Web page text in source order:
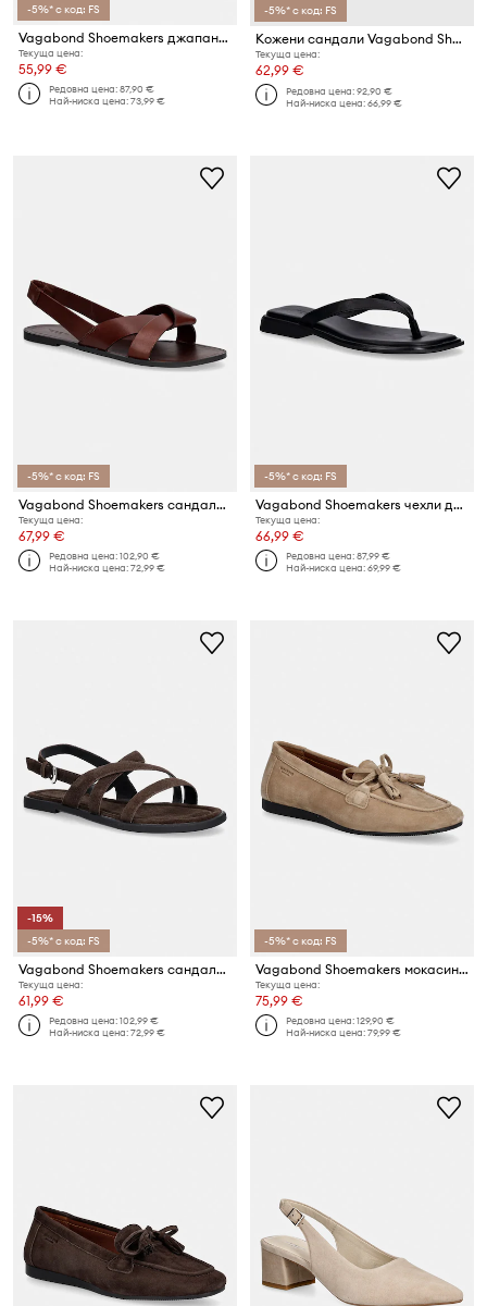
-5%* с код: FS
Vagabond Shoemakers джапанки дамски кожени IZZY
Текуща цена:
55,99 €
Редовна цена:87,90 €
Най-ниска цена:73,99 €
-5%* с код: FS
Кожени сандали Vagabond Shoemakers TIA 2.0
Текуща цена:
62,99 €
Редовна цена:92,90 €
Най-ниска цена:66,99 €
-5%* с код: FS
Vagabond Shoemakers сандали дамски от кожа TIA 2.0
Текуща цена:
67,99 €
Редовна цена:102,90 €
Най-ниска цена:72,99 €
-5%* с код: FS
Vagabond Shoemakers чехли дамски от кожа IZZY
Текуща цена:
66,99 €
Редовна цена:87,99 €
Най-ниска цена:69,99 €
-15%
-5%* с код: FS
Vagabond Shoemakers сандали дамски от велур ZAIDA
Текуща цена:
61,99 €
Редовна цена:102,99 €
Най-ниска цена:72,99 €
-5%* с код: FS
Vagabond Shoemakers мокасини дамски от набук HILLARY
Текуща цена:
75,99 €
Редовна цена:129,90 €
Най-ниска цена:79,99 €